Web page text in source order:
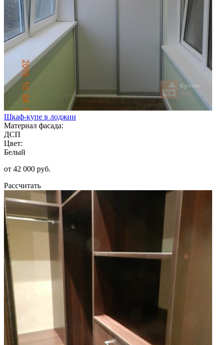
Шкаф-купе в лоджии
Материал фасада:
ДСП
Цвет:
Белый
от 42 000 руб.
Рассчитать